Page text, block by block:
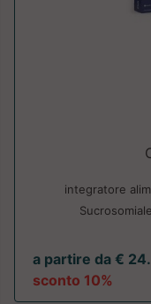
integratore
a partire da €
sconto 10%